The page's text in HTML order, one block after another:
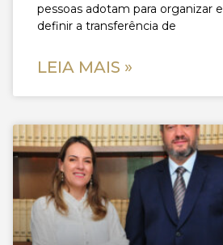
pessoas adotam para organizar e
definir a transferência de
LEIA MAIS »